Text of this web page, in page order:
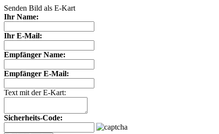
Senden Bild als E-Kart
Ihr Name:
Ihr E-Mail:
Empfänger Name:
Empfänger E-Mail:
Text mit der E-Kart:
Sicherheits-Code: